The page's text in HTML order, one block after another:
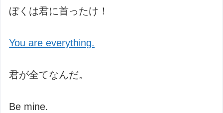
ぼくは君に首ったけ！
You are everything.
君が全てなんだ。
Be mine.